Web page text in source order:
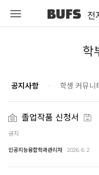
BUFS 전
학
공지사항 학생 커뮤니
졸업작품 신청서
공지
인공지능융합학과관리자 2026. 6. 2